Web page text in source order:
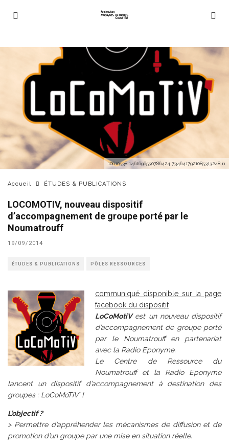
10610538 1461696530786424 7346417921085313248 n
Accueil ÉTUDES & PUBLICATIONS
LOCOMOTIV, nouveau dispositif
d’accompagnement de groupe porté par le
Noumatrouff
19/09/2014
ÉTUDES & PUBLICATIONS PÔLES RESSOURCES
communiqué disponible sur la page
facebook du dispositif
LoCoMotiVest un nouveau dispositif
d’accompagnement de groupe porté
par le Noumatrouff en partenariat
avec la Radio Eponyme.
Le Centre de Ressource du
Noumatrouff et la Radio Eponyme
lancent un dispositif d’accompagnement à destination des
groupes : LoCoMoTiV’ !
L’objectif ?
> Permettre d’appréhender les mécanismes de diffusion et de
promotion d’un groupe par une mise en situation réelle.